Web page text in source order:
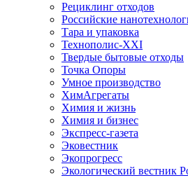
Рециклинг отходов
Российские
Тара и упаковка
Технополис-XXI
Твердые бытовые отходы
Точка Опоры
Умное производство
ХимАгрегаты
Химия и жизнь
Химия и бизнес
Экспресс-газета
Эковестник
Экопрогресс
Экологический вестник